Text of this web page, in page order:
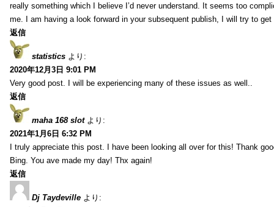
really something which I believe I’d never understand. It seems too
me. I am having a look forward in your subsequent publish, I will try to
返信
statistics より:
2020年12月3日 9:01 PM
Very good post. I will be experiencing many of these issues as well..
返信
maha 168 slot より:
2021年1月6日 6:32 PM
I truly appreciate this post. I have been looking all over for this! Thank
Bing. You ave made my day! Thx again!
返信
Dj Taydeville より: